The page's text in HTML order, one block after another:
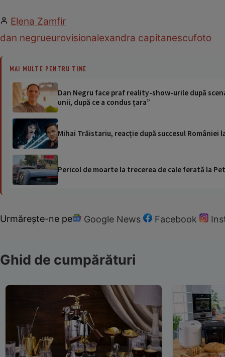
Elena Zamfir
dan negrueurovisionalexandra capitanescufoto
MAI MULTE PENTRU TINE
Dan Negru face praf reality-show-urile după
unii, după ce a condus țara”
Mihai Trăistariu, reacție după succesul României
Pericol de moarte la trecerea de cale ferată la
Urmărește-ne pe Google News Facebook
Ghid de cumpărături